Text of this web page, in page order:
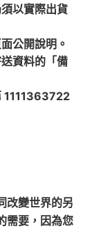
以實際出貨
公開說明。
資料的「備
1111363722
改變世界的另
需要，因為您